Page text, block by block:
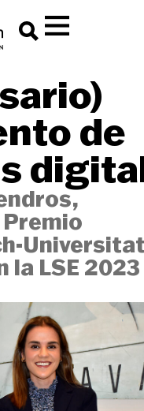
de
Universitat
la LSE 2023